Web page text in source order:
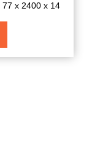
77 x 2400 x 14